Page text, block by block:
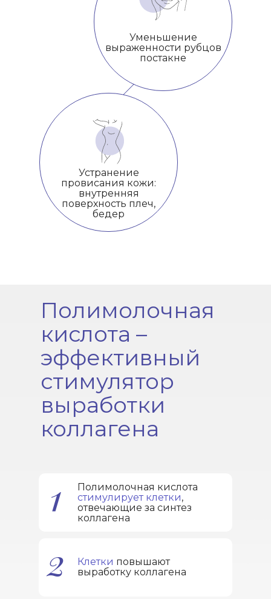
Уменьшение
выраженности рубцов
постакне
Устранение
провисания кожи:
внутренняя
поверхность плеч,
бедер
2
1
Полимолочная кислота
стимулирует клетки,
отвечающие за синтез
коллагена
Клетки повышают
выработку коллагена
Полимолочная
кислота –
эффективный
стимулятор
выработки
коллагена